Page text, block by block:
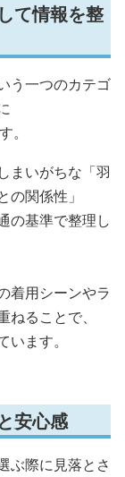
て情報を整
う一つのカテゴ
。
まいがちな「羽
関係性」
の基準で整理し
着用シーンやラ
ることで、
ます。
安心感
ぶ際に見落とさ